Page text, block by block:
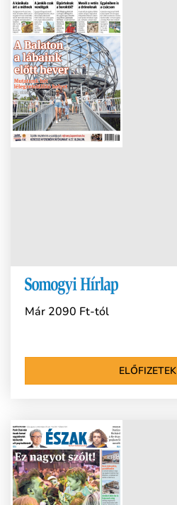
Már 2090 Ft-tól
ELŐFIZETEK